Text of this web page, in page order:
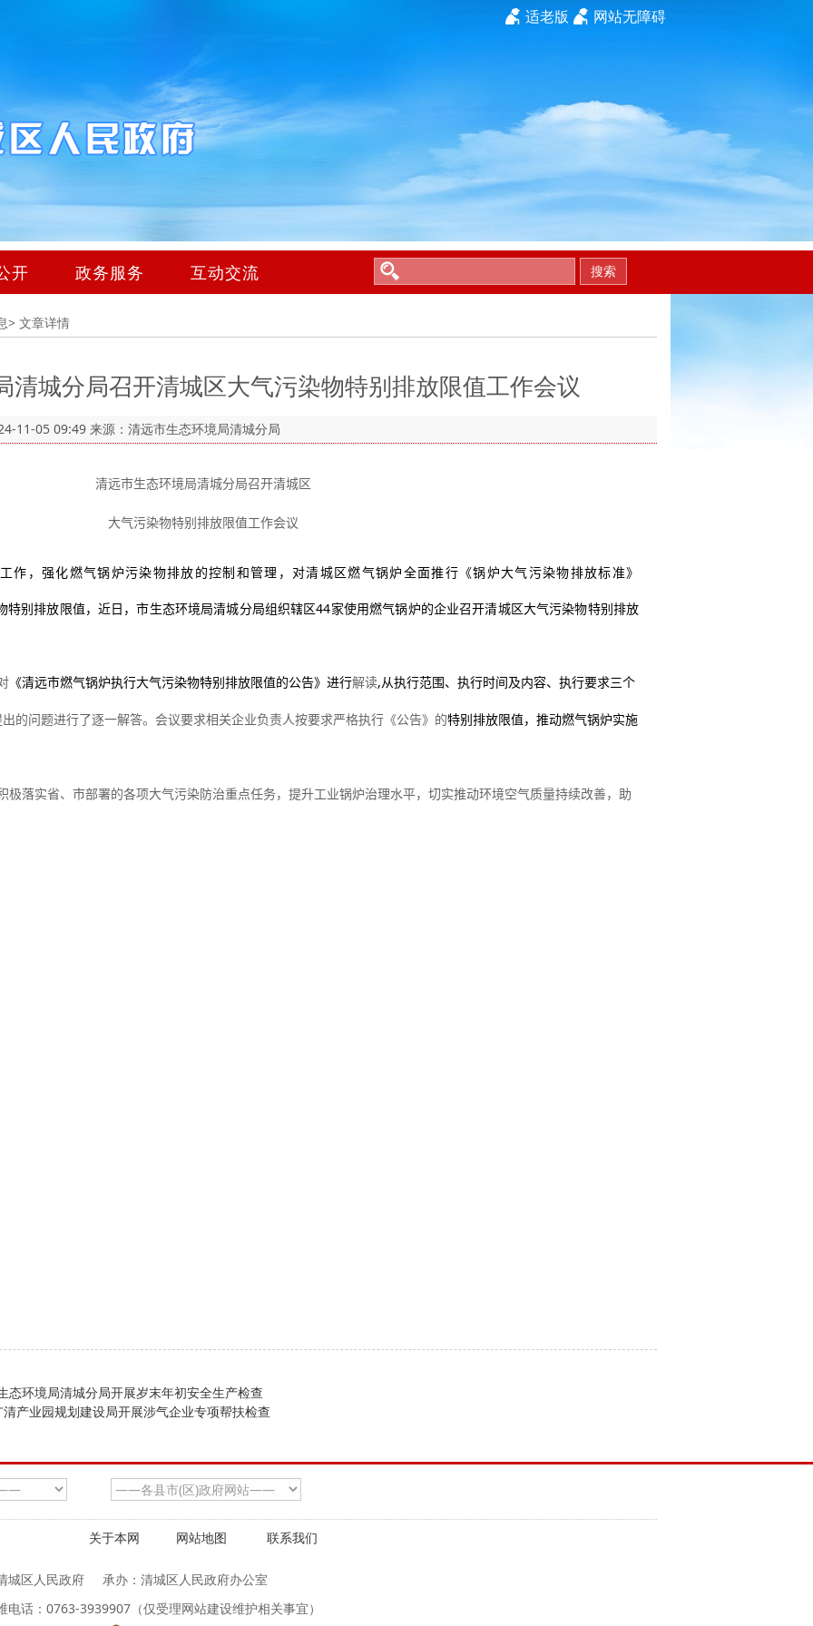
网站无障碍
适老版
开 政务服务 互动交流 搜索
> 文章详情
清城分局召开清城区大气污染物特别排放限值工作会议
11-05 09:49 来源：清远市生态环境局清城分局
清远市生态环境局清城分局召开清城区
大气污染物特别排放限值工作会议
作，强化燃气锅炉污染物排放的控制和管理，对清城区燃气锅炉全面推行《锅炉大气污染物排放标准》
特别排放限值，近日，市生态环境局清城分局组织辖区44家使用燃气锅炉的企业召开清城区大气污染物特别排放
《清远市燃气锅炉执行大气污染物特别排放限值的公告》进行解读,从执行范围、执行时间及内容、执行要求三个
的问题进行了逐一解答。会议要求相关企业负责人按要求严格执行《公告》的特别排放限值， 推动燃气锅炉实施
极落实省、市部署的各项大气污染防治重点任务，提升工业锅炉治理水平，切实推动环境空气质量持续改善，助
态环境局清城分局开展岁末年初安全生产检查
产业园规划建设局开展涉气企业专项帮扶检查
关于本网 网站地图 联系我们
城区人民政府
承办：清城区人民政府办公室
电话：0763-3939907（仅受理网站建设维护相关事宜）